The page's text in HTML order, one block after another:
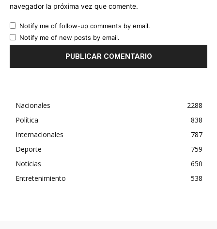
navegador la próxima vez que comente.
Notify me of follow-up comments by email.
Notify me of new posts by email.
Nacionales
2288
Política
838
Internacionales
787
Deporte
759
Noticias
650
Entretenimiento
538